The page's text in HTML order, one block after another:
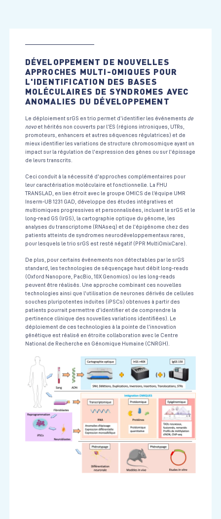
DÉVELOPPEMENT DE NOUVELLES
APPROCHES MULTI-OMIQUES POUR
L'IDENTIFICATION DES BASES
MOLÉCULAIRES DE SYNDROMES AVEC
ANOMALIES DU DÉVELOPPEMENT
Le déploiement srGS en trio permet d’identifier les événements de
novoet hérités non couverts par l’ES (régions introniques, UTRs,
promoteurs, enhancers et autres séquences régulatrices) et de
mieux identifier les variations de structure chromosomique ayant un
impact sur la régulation de l'expression des gènes ou sur l'épissage
de leurs transcrits.
Ceci conduit à la nécessité d'approches complémentaires pour
leur caractérisation moléculaire et fonctionnelle. La FHU
TRANSLAD, en lien étroit avec le groupe OMICS de l’équipe UMR
Inserm-UB 1231 GAD, développe des études intégratives et
multiomiques progressives et personnalisées, incluant le srGS et le
long-read GS (lrGS), la cartographie optique du génome, les
analyses du transcriptome (RNAseq) et de l'épigénome chez des
patients atteints de syndromes neurodéveloppementaux rares,
pour lesquels le trio srGS est resté négatif (PPR MultiOmixCare).
De plus, pour certains événements non détectables par le srGS
standard, les technologies de séquençage haut débit long-reads
(Oxford Nanopore, PacBio, 10X Genomics) ou les long-reads
peuvent être réalisés. Une approche combinant ces nouvelles
technologies ainsi que l'utilisation de neurones dérivés de cellules
souches pluripotentes induites (iPSCs) obtenues à partir des
patients pourrait permettre d'identifier et de comprendre la
pertinence clinique des nouvelles variations identifiées). Le
déploiement de ces technologies à la pointe de l'innovation
génétique est réalisé en étroite collaboration avec le Centre
National de Recherche en Génomique Humaine (CNRGH).